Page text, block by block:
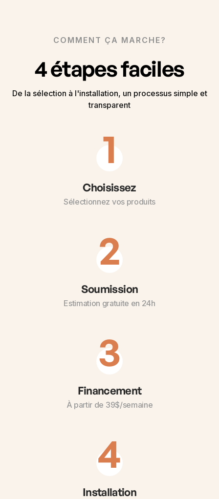
COMMENT ÇA MARCHE?
4 étapes faciles
De la sélection à l'installation, un processus simple et
transparent
1
Choisissez
Sélectionnez vos produits
2
Soumission
Estimation gratuite en 24h
3
Financement
À partir de 39$/semaine
4
Installation